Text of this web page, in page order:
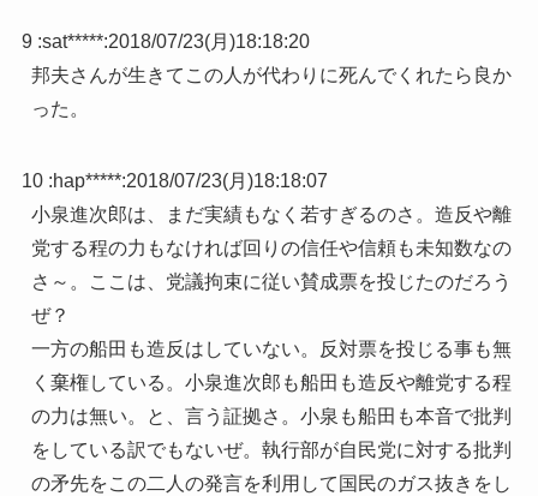
9 :sat*****:2018/07/23(月)18:18:20
邦夫さんが生きてこの人が代わりに死んでくれたら良か
った。
10 :hap*****:2018/07/23(月)18:18:07
小泉進次郎は、まだ実績もなく若すぎるのさ。造反や離
党する程の力もなければ回りの信任や信頼も未知数なの
さ～。ここは、党議拘束に従い賛成票を投じたのだろう
ぜ？
一方の船田も造反はしていない。反対票を投じる事も無
く棄権している。小泉進次郎も船田も造反や離党する程
の力は無い。と、言う証拠さ。小泉も船田も本音で批判
をしている訳でもないぜ。執行部が自民党に対する批判
の矛先をこの二人の発言を利用して国民のガス抜きをし